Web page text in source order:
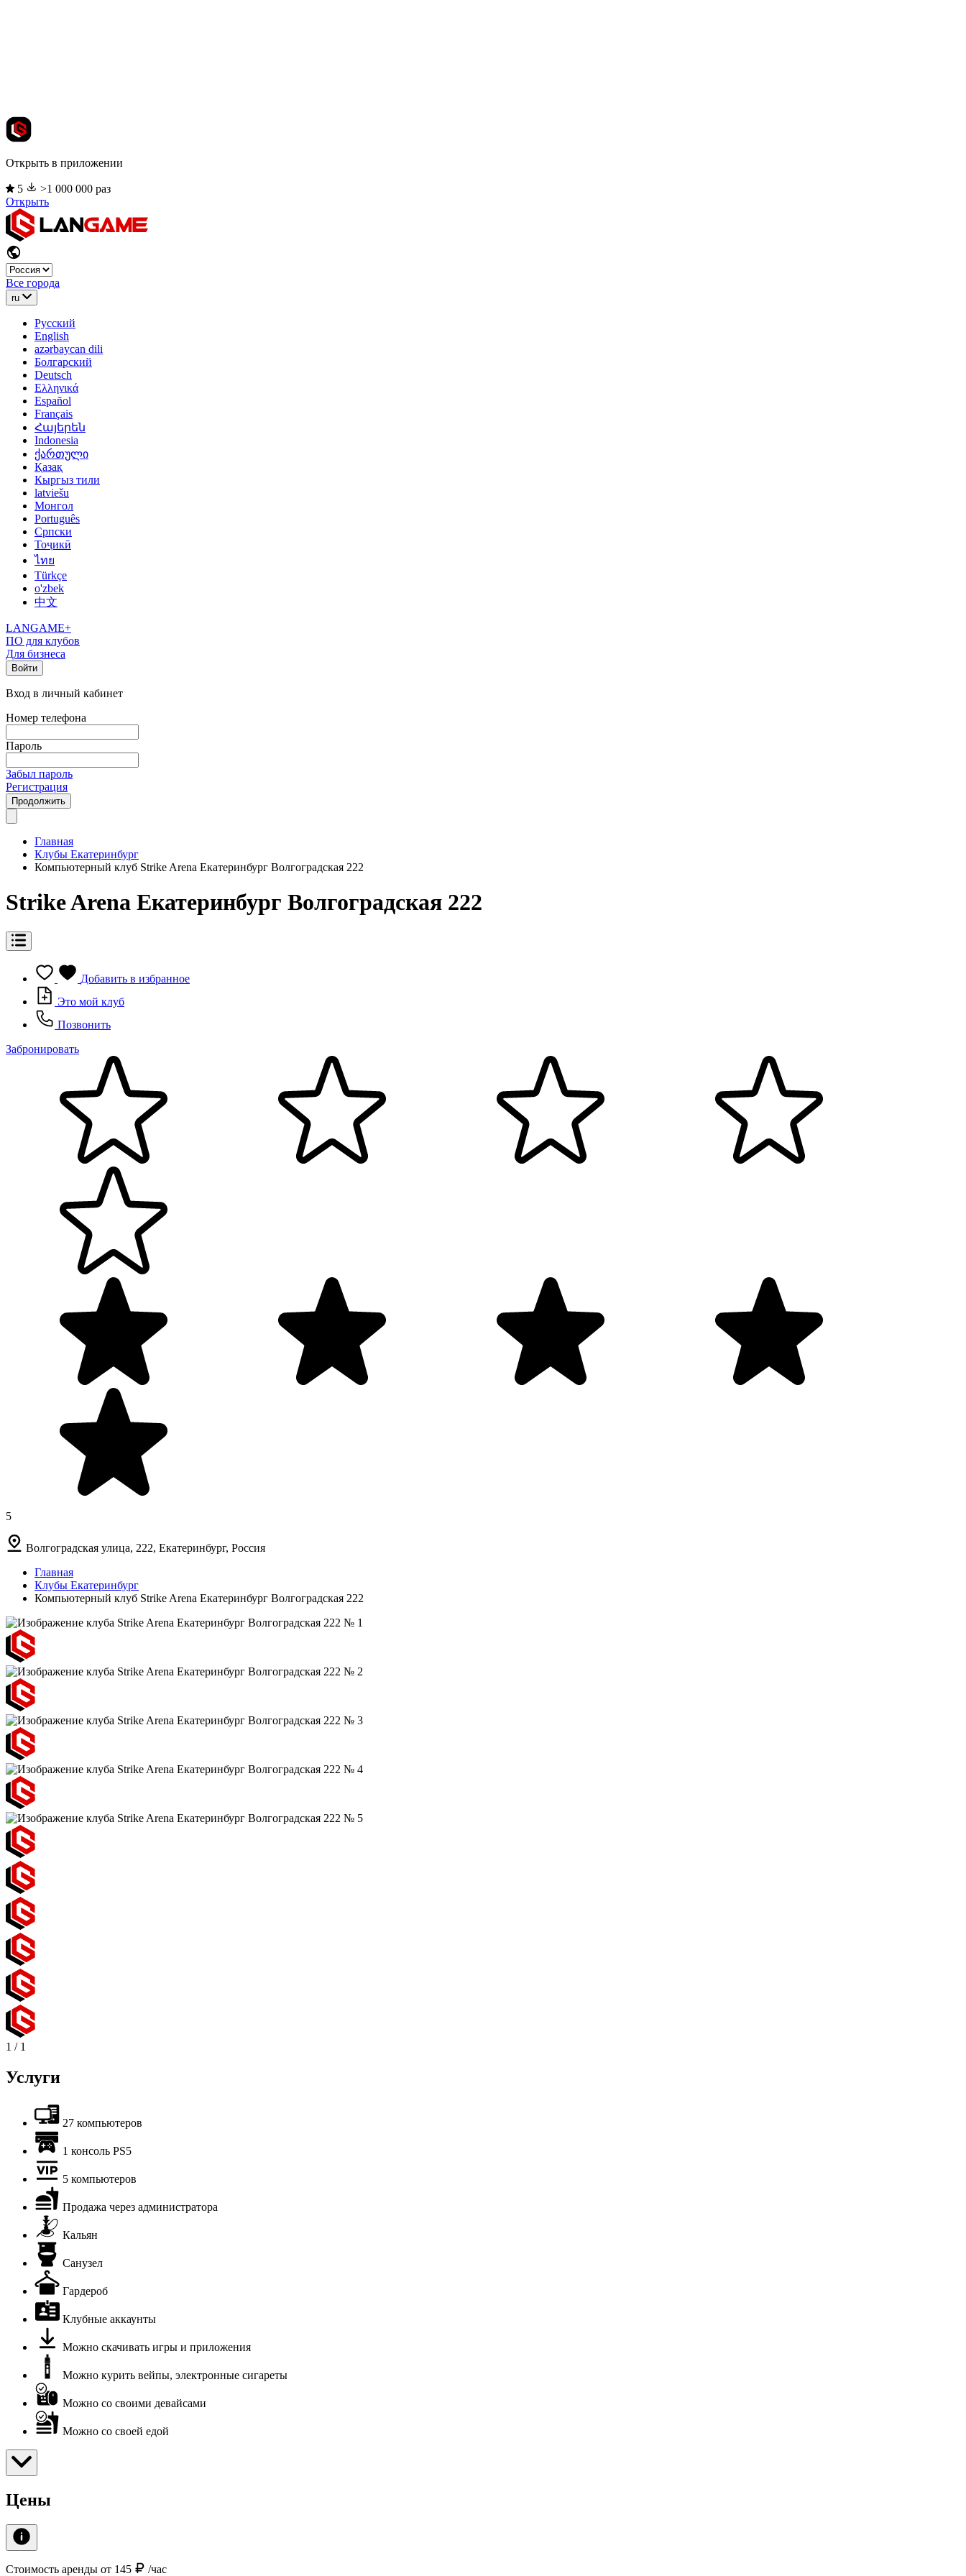
Открыть в приложении
5
>1 000 000 раз
Открыть
Все города
ru
Русский
English
azərbaycan dili
Болгарский
Deutsch
Ελληνικά
Español
Français
Հայերեն
Indonesia
ქართული
Қазақ
Кыргыз тили
latviešu
Монгол
Português
Српски
Тоҷикӣ
ไทย
Türkçe
o'zbek
中文
LANGAME+
ПО для клубов
Для бизнеса
Войти
Вход в личный кабинет
Номер телефона
Пароль
Забыл пароль
Регистрация
Продолжить
Главная
Клубы Екатеринбург
Компьютерный клуб Strike Arena Екатеринбург Волгоградская 222
Strike Arena Екатеринбург Волгоградская 222
Добавить в избранное
Это мой клуб
Позвонить
Забронировать
5
Волгоградская улица, 222, Екатеринбург, Россия
Главная
Клубы Екатеринбург
Компьютерный клуб Strike Arena Екатеринбург Волгоградская 222
1 / 1
Услуги
27 компьютеров
1 консоль PS5
5 компьютеров
Продажа через администратора
Кальян
Санузел
Гардероб
Клубные аккаунты
Можно скачивать игры и приложения
Можно курить вейпы, электронные сигареты
Можно со своими девайсами
Можно со своей едой
Цены
Стоимость аренды от 145 /час